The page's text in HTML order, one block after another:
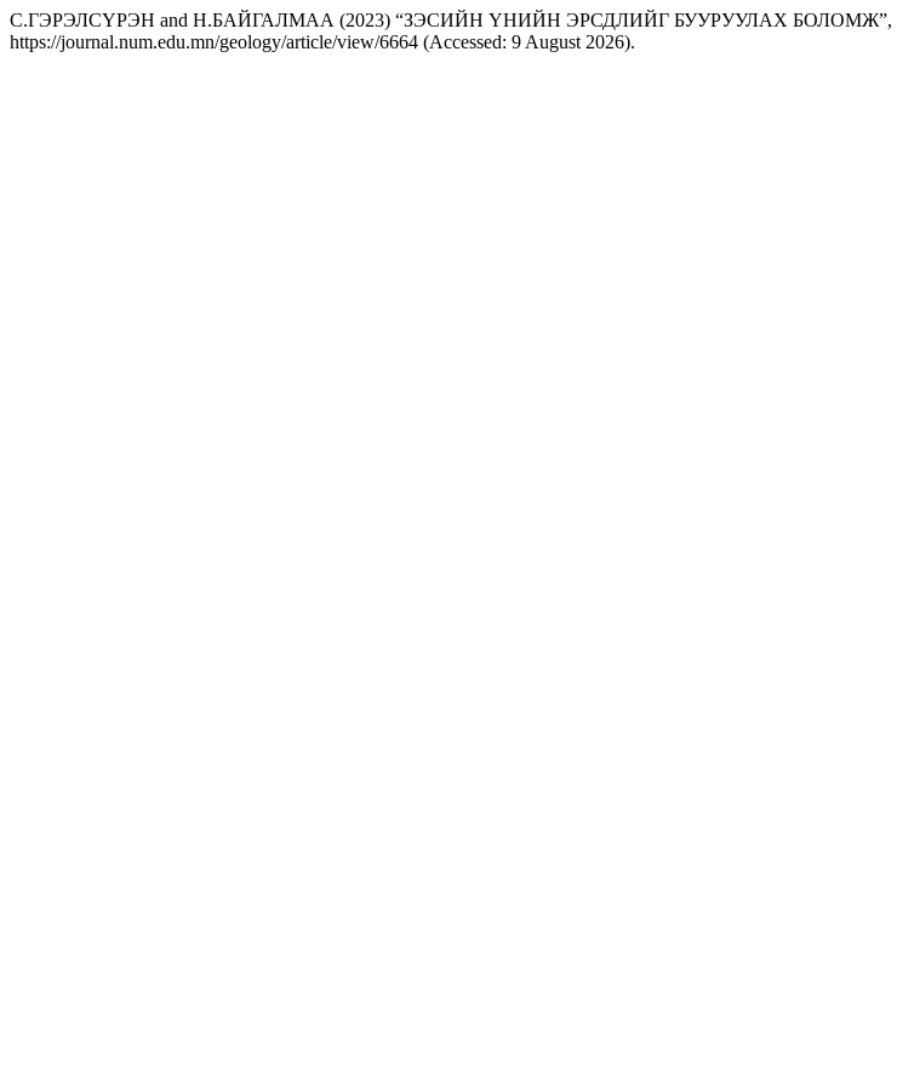
С.ГЭРЭЛСҮРЭН and Н.БАЙГАЛМАА (2023) “ЗЭСИЙН ҮНИЙН ЭРСДЛИЙГ БУУРУУЛАХ БОЛОМЖ”,
https://journal.num.edu.mn/geology/article/view/6664 (Accessed: 9 August 2026).